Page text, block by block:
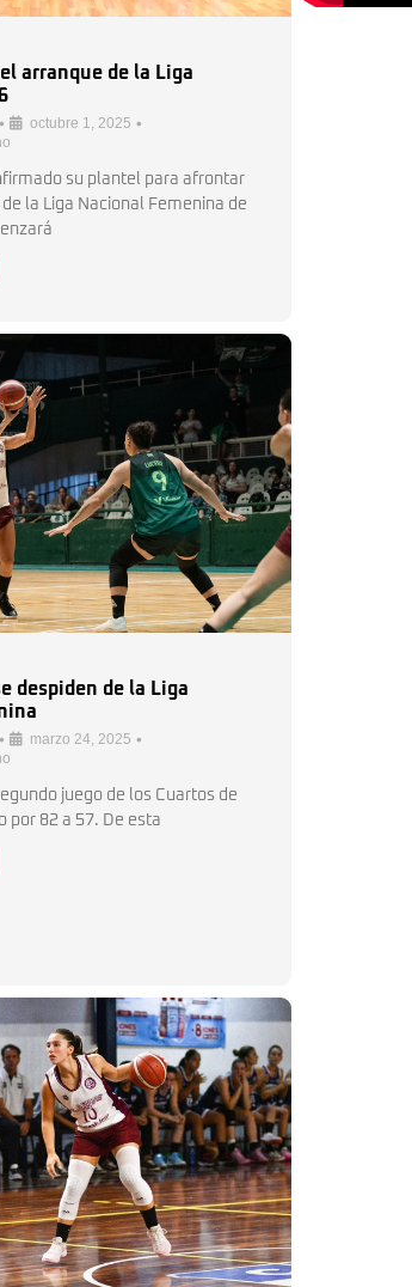
arranque de la Liga
• octubre 1, 2025 •
su plantel para afrontar
la Liga Nacional Femenina de
despiden de la Liga
• marzo 24, 2025 •
juego de los Cuartos de
por 82 a 57. De esta